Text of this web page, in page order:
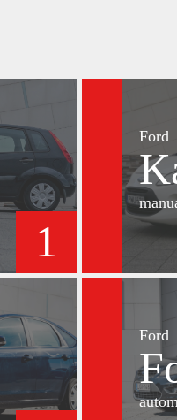
1
Ford
Ford